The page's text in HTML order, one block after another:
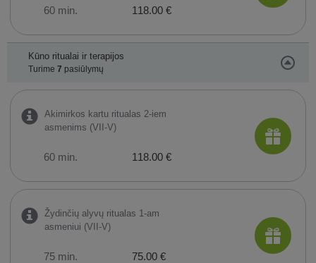
60 min. 118.00 €
Kūno ritualai ir terapijos
Turime 7 pasiūlymų
Akimirkos kartu ritualas 2-iem
asmenims (VII-V)
60 min. 118.00 €
Žydinčių alyvų ritualas 1-am
asmeniui (VII-V)
75 min. 75.00 €